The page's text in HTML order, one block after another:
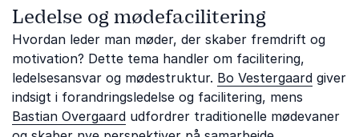
Ledelse og mødefacilitering
Hvordan leder man møder, der skaber fremdrift og
motivation? Dette tema handler om facilitering,
ledelsesansvar og mødestruktur. Bo Vestergaard giver
indsigt i forandringsledelse og facilitering, mens
Bastian Overgaard udfordrer traditionelle mødevaner